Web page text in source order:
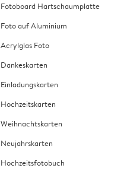
Fotoboard Hartschaumplatte
Foto auf Aluminium
Acrylglas Foto
Dankeskarten
Einladungskarten
Hochzeitskarten
Weihnachtskarten
Neujahrskarten
Hochzeitsfotobuch